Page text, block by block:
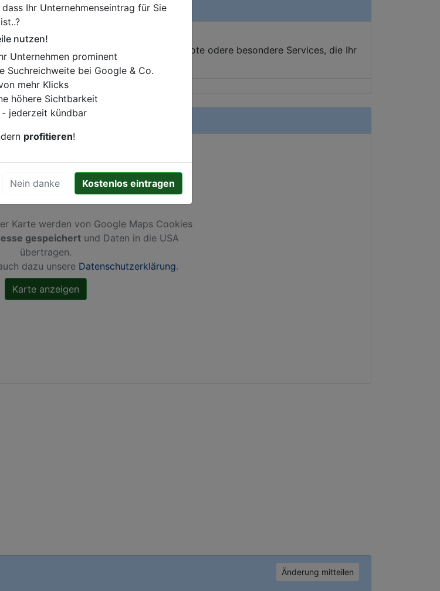
Änderung mitteilen
Informationen hinzufügen?
wir Ihren Firmeneintrag um Sonderangebote odere besondere Services, die Ihr
abheben.
Karte werden von Google Maps Cookies
gespeichert und Daten in die USA
übertragen.
dazu unsere Datenschutzerklärung.
Ihr Unternehmenseintrag für Sie
ist..?
nutzen!
Unternehmen prominent
Suchreichweite bei Google & Co.
mehr Klicks
höhere Sichtbarkeit
- jederzeit kündbar
profitieren!
Nein danke Kostenlos eintragen